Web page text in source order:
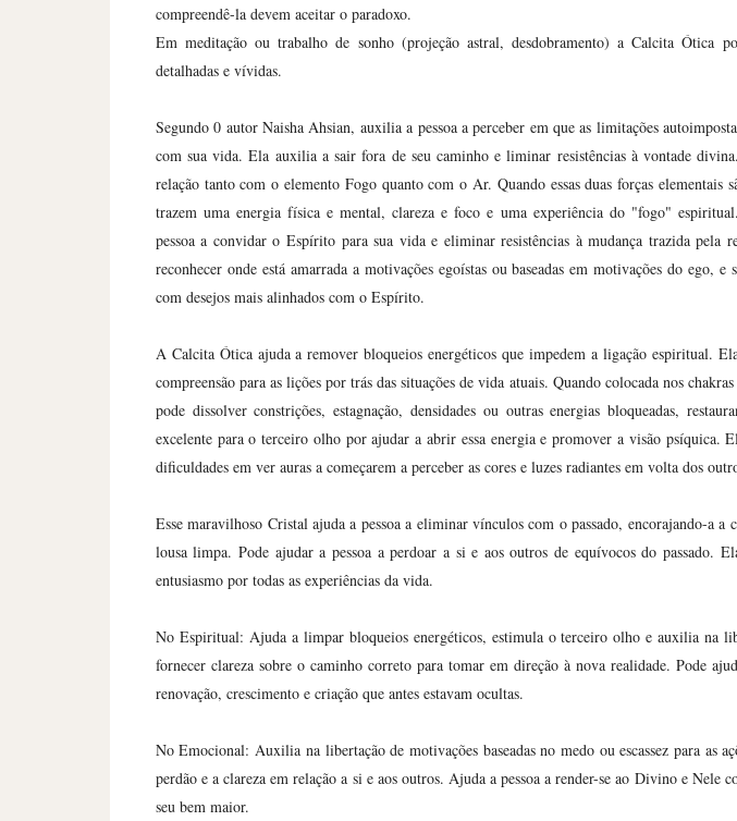
compreendê-la devem aceitar o paradoxo.
Em meditação ou trabalho de sonho (projeção astral, desdobramento) a Calcita Ótica
detalhadas e vívidas.
Segundo 0 autor Naisha Ahsian, auxilia a pessoa a perceber em que as limitações
com sua vida. Ela auxilia a sair fora de seu caminho e liminar resistências à vontade
relação tanto com o elemento Fogo quanto com o Ar. Quando essas duas forças elementais
trazem uma energia física e mental, clareza e foco e uma experiência do "fogo"
pessoa a convidar o Espírito para sua vida e eliminar resistências à mudança trazida pela
reconhecer onde está amarrada a motivações egoístas ou baseadas em motivações do ego, e
com desejos mais alinhados com o Espírito.
A Calcita Ótica ajuda a remover bloqueios energéticos que impedem a ligação espiritual.
compreensão para as lições por trás das situações de vida atuais. Quando colocada nos
pode dissolver constrições, estagnação, densidades ou outras energias bloqueadas,
excelente para o terceiro olho por ajudar a abrir essa energia e promover a visão psíquica.
dificuldades em ver auras a começarem a perceber as cores e luzes radiantes em volta dos
Esse maravilhoso Cristal ajuda a pessoa a eliminar vínculos com o passado, encorajando-a a
lousa limpa. Pode ajudar a pessoa a perdoar a si e aos outros de equívocos do passado.
entusiasmo por todas as experiências da vida.
No Espiritual: Ajuda a limpar bloqueios energéticos, estimula o terceiro olho e auxilia na
fornecer clareza sobre o caminho correto para tomar em direção à nova realidade. Pode
renovação, crescimento e criação que antes estavam ocultas.
No Emocional: Auxilia na libertação de motivações baseadas no medo ou escassez para as
perdão e a clareza em relação a si e aos outros. Ajuda a pessoa a render-se ao Divino e Nele
seu bem maior.